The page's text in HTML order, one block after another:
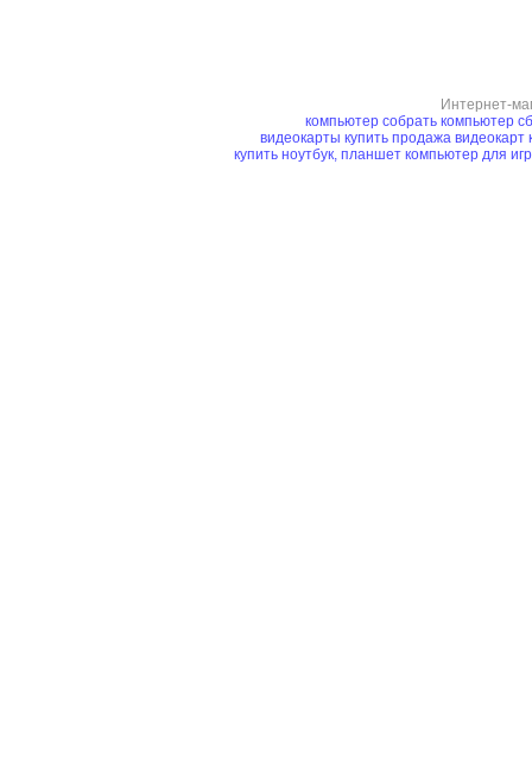
Интернет-
компьютер собрать компьютер
видеокарты купить продажа видеокарт
купить ноутбук, планшет компьютер для